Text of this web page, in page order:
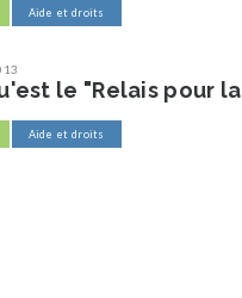
Aide et droits
le "Relais pour
Aide et droits